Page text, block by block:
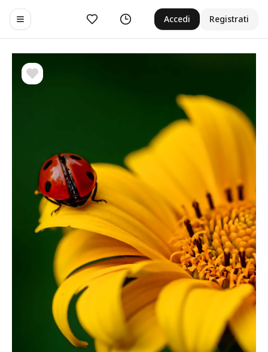
Toggle navigation menu
Preferiti Cronologia Accedi Registrati